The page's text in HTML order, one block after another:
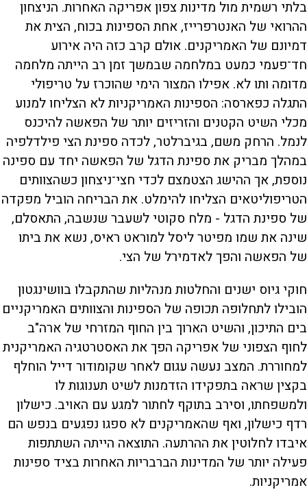
בלתי רשמית מול מדינות צפון אפריקה האחרות. הניצחון
ההרואי של האנטרפרייז, אחת הספינות בכוח, הצית את
דמיונם של האמריקנים. אולם קרב כזה היה אירוע
חד־פעמי כמעט במלחמה שבמשך זמן רב הייתה מלחמה
מדומה ותו לא. אפילו המצור הימי שהוכרז על טריפולי
התגלה כפארסה: הספינות האמריקניות לא הצליחו למנוע
מכלי השיט הקטנים והזריזים יותר של הפאשה להיכנס
לנמל. הרחק משם, בגיברלטר, לכדה ספינת הצי פילדלפיה
במהלך מבריק את ספינת הדגל של הפאשה יחד עם ספינה
נוספת, אך ההישג הצטמצם לכדי חצי־ניצחון כשהצוותים
הטריפוליטאים הצליחו להימלט. את הבריחה הוביל מפקדה
של ספינת הדגל - מלח סקוטי לשעבר שנשבה, התאסלם,
שינה את שמו מפיטר ליסל למוראט ראיס, נשא את ביתו
של הפאשה והפך לאדמירל של הצי.
חוקי גיוס ישנים והחלטות מנהליות שהתקבלו בוושינגטון
הובילו לתחלופה תכופה של הספינות והצוותים האמריקניים
בים התיכון, והשיט הארוך בין החוף המזרחי של ארה"ב
לחוף הצפוני של אפריקה הפך את האסטרטגיה האמריקנית
למחוררת. המצב נעשה עגום לאחר שקומודור דייל הוחלף
בקצין שראה בתפקידו הזדמנות לשיט תענוגות לו
ולמשפחתו, וסירב בתוקף לחתור למגע עם האויב. כישלון
רדף כישלון, ואף שהאמריקנים לא ספגו נפגעים בנפש הם
איבדו לחלוטין את ההרתעה. התוצאה הייתה השתתפות
פעילה יותר של המדינות הברבריות האחרות בציד ספינות
אמריקניות.